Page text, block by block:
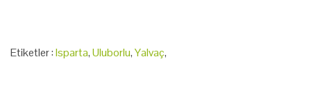
Etiketler :Isparta,Uluborlu,Yalvaç,